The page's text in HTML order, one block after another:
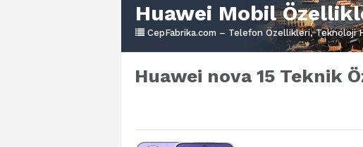
Huawei Mobil
CepFabrika.com – Telefon Özellikleri, Teknoloji
Huawei nova 15 Teknik